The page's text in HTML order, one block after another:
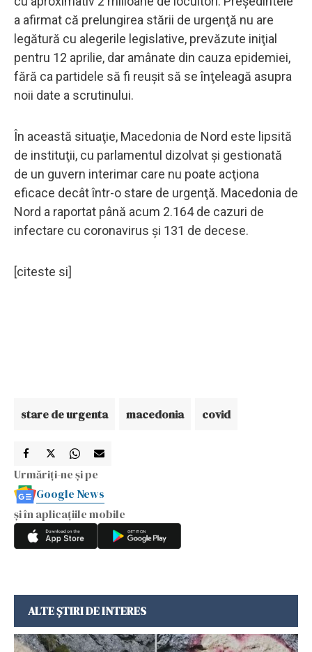
a afirmat că prelungirea stării de urgenţă nu are
legătură cu alegerile legislative, prevăzute iniţial
pentru 12 aprilie, dar amânate din cauza epidemiei,
fără ca partidele să fi reuşit să se înţeleagă asupra
noii date a scrutinului.
În această situaţie, Macedonia de Nord este lipsită
de instituţii, cu parlamentul dizolvat şi gestionată
de un guvern interimar care nu poate acţiona
eficace decât într-o stare de urgenţă. Macedonia de
Nord a raportat până acum 2.164 de cazuri de
infectare cu coronavirus şi 131 de decese.
[citeste si]
stare de urgenta macedonia covid
Urmăriți-ne și pe
Google News
și în aplicațiile mobile
ALTE ȘTIRI DE INTERES